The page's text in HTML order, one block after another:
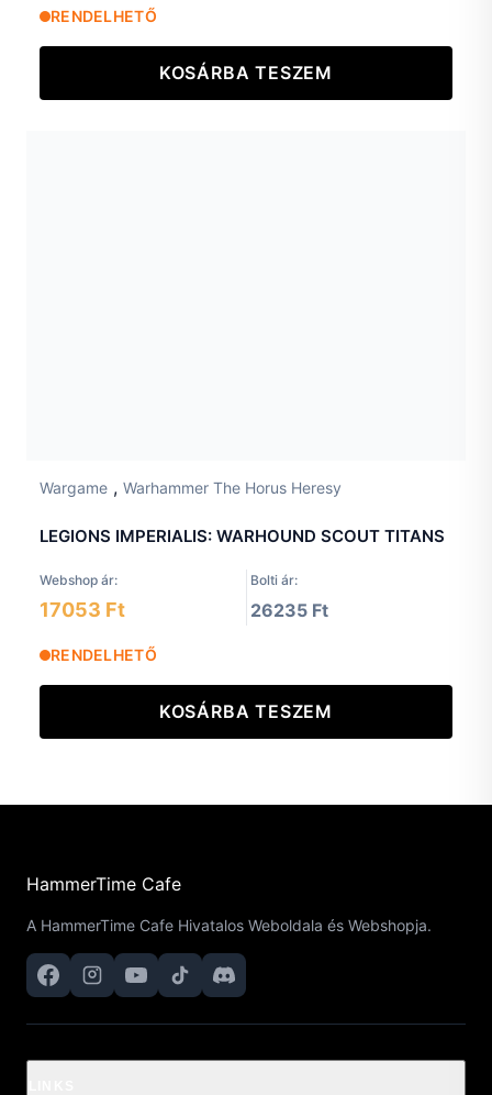
RENDELHETŐ
KOSÁRBA TESZEM
Wargame , Warhammer The Horus Heresy
LEGIONS IMPERIALIS: WARHOUND SCOUT TITANS
Webshop ár: Bolti ár:
17053 Ft 26235 Ft
RENDELHETŐ
KOSÁRBA TESZEM
HammerTime Cafe
A HammerTime Cafe Hivatalos Weboldala és Webshopja.